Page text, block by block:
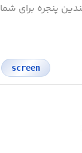
پنجره برای شما
screen